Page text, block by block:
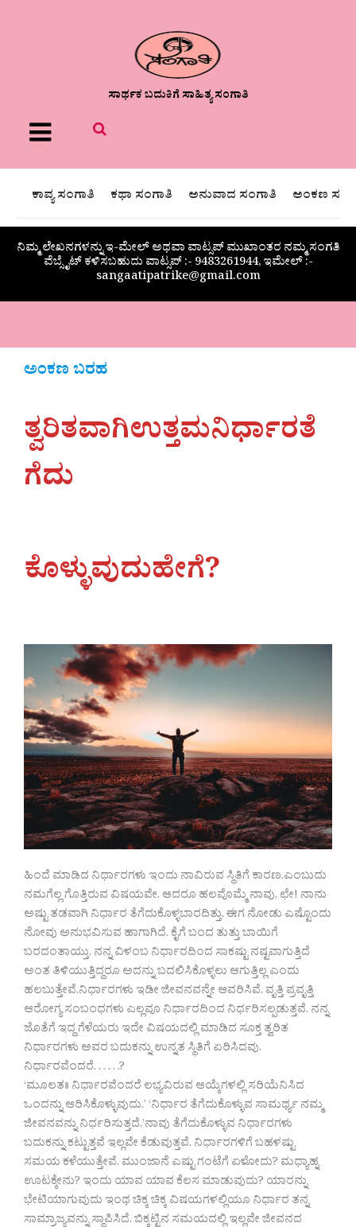
ಸಾರ್ಥಕ ಬದುಕಿಗೆ ಸಾಹಿತ್ಯ ಸಂಗಾತಿ
Menu
ಕಾವ್ಯ ಸಂಗಾತಿ ಕಥಾ ಸಂಗಾತಿ ಅನುವಾದ ಸಂಗಾತಿ ಅಂಕಣ
ನಿಮ್ಮ ಲೇಖನಗಳನ್ನು ಇ-ಮೇಲ್ ಅಥವಾ ವಾಟ್ಸಪ್ ಮುಖಾಂತರ ನಮ್ಮ ಸಂಗತಿ
ವೆಬ್ಸೈಟ್ ಕಳಿಸಬಹುದು ವಾಟ್ಸಪ್‌ :- 9483261944, ಇಮೇಲ್ :-
sangaatipatrike@gmail.com
ಅಂಕಣ ಬರಹ
ತ್ವರಿತವಾಗಿಉತ್ತಮನಿರ್ಧಾರತೆ
ಗೆದು
ಕೊಳ್ಳುವುದುಹೇಗೆ?
ಹಿಂದೆ ಮಾಡಿದ ನಿರ್ಧಾರಗಳು ಇಂದು ನಾವಿರುವ ಸ್ಥಿತಿಗೆ ಕಾರಣ.ಎಂಬುದು
ನಮಗೆಲ್ಲ ಗೊತ್ತಿರುವ ವಿಷಯವೇ. ಆದರೂ ಹಲವೊಮ್ಮೆ ನಾವು, ಛೇ! ನಾನು
ಅಷ್ಟು ತಡವಾಗಿ ನಿರ್ಧಾರ ತೆಗೆದುಕೊಳ್ಳಬಾರದಿತ್ತು. ಈಗ ನೋಡು ಎಷ್ಟೊಂದು
ನೋವು ಅನುಭವಿಸುವ ಹಾಗಾಗಿದೆ. ಕೈಗೆ ಬಂದ ತುತ್ತು ಬಾಯಿಗೆ
ಬರದಂತಾಯ್ತು. ನನ್ನ ವಿಳಂಬ ನಿರ್ಧಾರದಿಂದ ಸಾಕಷ್ಟು ನಷ್ಟವಾಗುತ್ತಿದೆ
ಅಂತ ತಿಳಿಯುತ್ತಿದ್ದರೂ ಅದನ್ನು ಬದಲಿಸಿಕೊಳ್ಳಲು ಆಗುತ್ತಿಲ್ಲ ಎಂದು
ಹಲಬುತ್ತೇವೆ.ನಿರ್ಧಾರಗಳು ಇಡೀ ಜೀವನವನ್ನೇ ಆವರಿಸಿವೆ. ವೃತ್ತಿ ಪ್ರವೃತ್ತಿ
ಆರೋಗ್ಯ ಸಂಬಂಧಗಳು ಎಲ್ಲವೂ ನಿರ್ಧಾರದಿಂದ ನಿರ್ಧರಿಸಲ್ಪಡುತ್ತವೆ. ನನ್ನ
ಜೊತೆಗೆ ಇದ್ದ ಗೆಳೆಯರು ಇದೇ ವಿಷಯದಲ್ಲಿ ಮಾಡಿದ ಸೂಕ್ತ ತ್ವರಿತ
ನಿರ್ಧಾರಗಳು ಅವರ ಬದುಕನ್ನು ಉನ್ನತ ಸ್ಥಿತಿಗೆ ಏರಿಸಿದವು.
ನಿರ್ಧಾರವೆಂದರೆ. . . . . .?
‘ಮೂಲತಃ ನಿರ್ಧಾರವೆಂದರೆ ಲಭ್ಯವಿರುವ ಆಯ್ಕೆಗಳಲ್ಲಿ ಸರಿಯೆನಿಸಿದ
ಒಂದನ್ನು ಆರಿಸಿಕೊಳ್ಳುವುದು.’ ‘ನಿರ್ಧಾರ ತೆಗೆದುಕೊಳ್ಳುವ ಸಾಮರ್ಥ್ಯ ನಮ್ಮ
ಜೀವನವನ್ನು ನಿರ್ಧರಿಸುತ್ತದೆ.’ನಾವು ತೆಗೆದುಕೊಳ್ಳುವ ನಿರ್ಧಾರಗಳು
ಬದುಕನ್ನು ಕಟ್ಟುತ್ತವೆ ಇಲ್ಲವೇ ಕೆಡುವುತ್ತವೆ. ನಿರ್ಧಾರಗಳಿಗೆ ಬಹಳಷ್ಟು
ಸಮಯ ಕಳೆಯುತ್ತೇವೆ. ಮುಂಜಾನೆ ಎಷ್ಟು ಗಂಟೆಗೆ ಏಳೋದು? ಮಧ್ಯಾಹ್ನ
ಊಟಕ್ಕೇನು? ಇಂದು ಯಾವ ಯಾವ ಕೆಲಸ ಮಾಡುವುದು? ಯಾರನ್ನು
ಭೇಟಿಯಾಗುವುದು ಇಂಥ ಚಿಕ್ಕ ಚಿಕ್ಕ ವಿಷಯಗಳಲ್ಲಿಯೂ ನಿರ್ಧಾರ ತನ್ನ
ಸಾಮ್ರಾಜ್ಯವನ್ನು ಸ್ಥಾಪಿಸಿದೆ. ಬಿಕ್ಕಟ್ಟಿನ ಸಮಯದಲ್ಲಿ ಇಲ್ಲವೇ ಜೀವನದ